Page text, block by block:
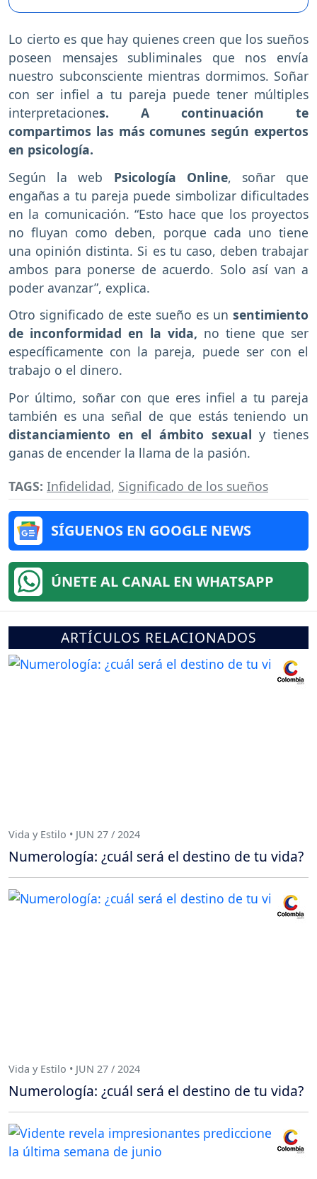
Lo cierto es que hay quienes creen que los sueños
poseen mensajes subliminales que nos envía
nuestro subconsciente mientras dormimos. Soñar
con ser infiel a tu pareja puede tener múltiples
interpretaciones. A continuación te
compartimos las más comunes según expertos
en psicología.
Según la web Psicología Online, soñar que
engañas a tu pareja puede simbolizar dificultades
en la comunicación. “Esto hace que los proyectos
no fluyan como deben, porque cada uno tiene
una opinión distinta. Si es tu caso, deben trabajar
ambos para ponerse de acuerdo. Solo así van a
poder avanzar”, explica.
Otro significado de este sueño es un sentimiento
de inconformidad en la vida, no tiene que ser
específicamente con la pareja, puede ser con el
trabajo o el dinero.
Por último, soñar con que eres infiel a tu pareja
también es una señal de que estás teniendo un
distanciamiento en el ámbito sexual y tienes
ganas de encender la llama de la pasión.
TAGS: Infidelidad, Significado de los sueños
SÍGUENOS EN GOOGLE NEWS
ÚNETE AL CANAL EN WHATSAPP
ARTÍCULOS RELACIONADOS
Vida y Estilo • JUN 27 / 2024
Numerología: ¿cuál será el destino de tu vida?
Vida y Estilo • JUN 27 / 2024
Numerología: ¿cuál será el destino de tu vida?